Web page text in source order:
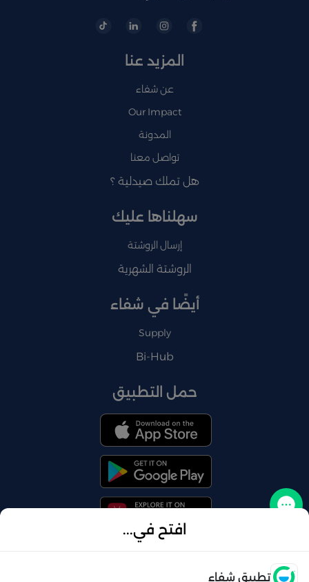
افتح في...
تطبيق شفاء
المزيد عنا
عن شفاء
Our Impact
المدونة
تواصل معنا
هل تملك صيدلية ؟
سهلناها عليك
إرسال الروشتة
الروشتة الشهرية
أيضًا في شفاء
Supply
Bi-Hub
حمل التطبيق
تواصل معنا